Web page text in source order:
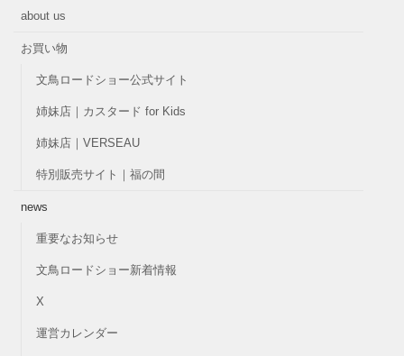
about us
お買い物
文鳥ロードショー公式サイト
姉妹店｜カスタード for Kids
姉妹店｜VERSEAU
特別販売サイト｜福の間
news
重要なお知らせ
文鳥ロードショー新着情報
X
運営カレンダー